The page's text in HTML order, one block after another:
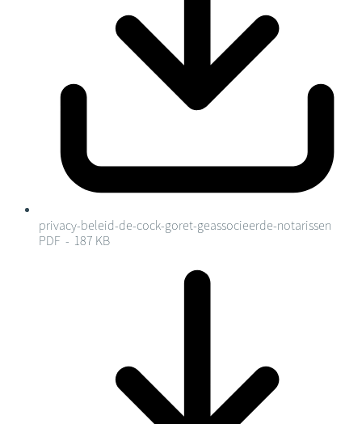
privacy-beleid-de-cock-goret-geassocieerde-notarissen
PDF - 187 KB